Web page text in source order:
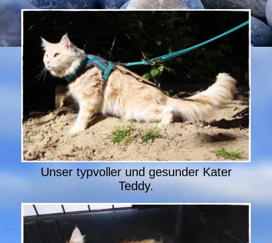
Unser typvoller und gesunder Kater
Teddy.